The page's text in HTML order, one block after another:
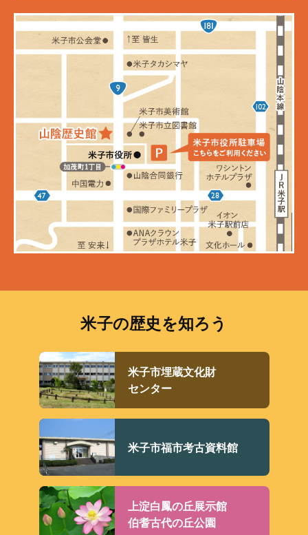
米子の歴史を知ろう
米子市埋蔵文化財
センター
米子市福市考古資料館
上淀白鳳の丘展示館
伯耆古代の丘公園